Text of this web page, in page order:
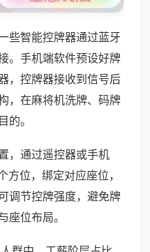
些智能控牌器通过蓝牙
。手机端软件预设好牌
，控牌器接收到信号后
，在麻将机洗牌、码牌
的。
，通过遥控器或手机
方位，绑定对应座位，
调节控牌强度，避免牌
座位布局。